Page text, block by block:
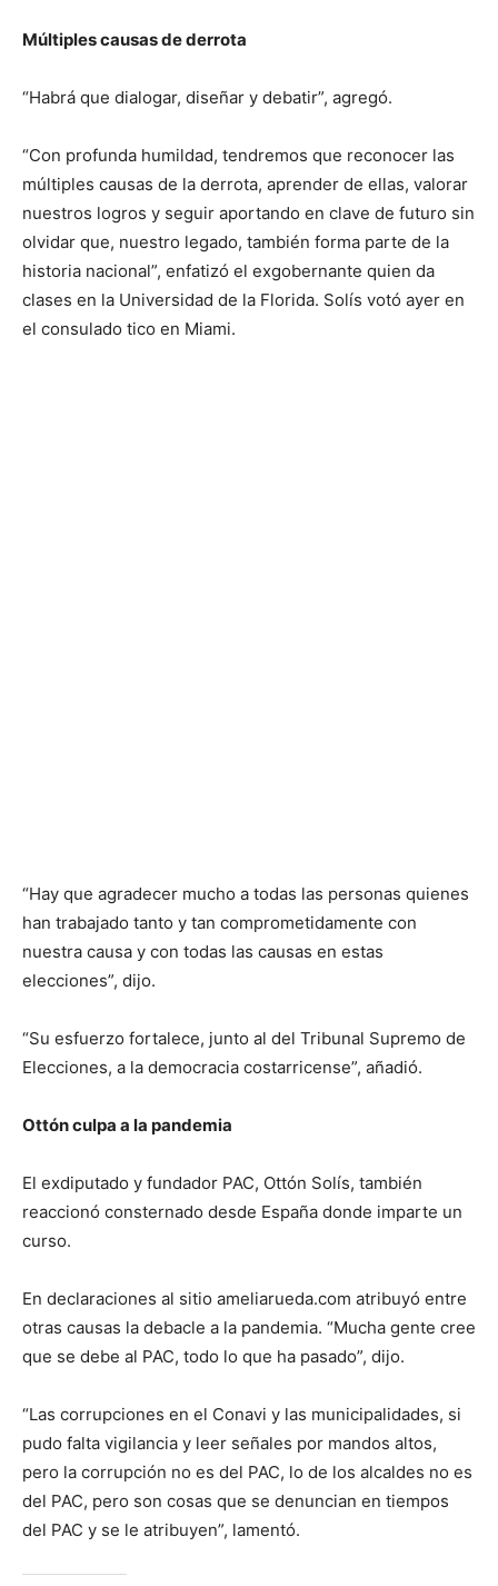
Múltiples causas de derrota
“Habrá que dialogar, diseñar y debatir”, agregó.
“Con profunda humildad, tendremos que reconocer las
múltiples causas de la derrota, aprender de ellas, valorar
nuestros logros y seguir aportando en clave de futuro sin
olvidar que, nuestro legado, también forma parte de la
historia nacional”, enfatizó el exgobernante quien da
clases en la Universidad de la Florida. Solís votó ayer en
el consulado tico en Miami.
“Hay que agradecer mucho a todas las personas quienes
han trabajado tanto y tan comprometidamente con
nuestra causa y con todas las causas en estas
elecciones”, dijo.
“Su esfuerzo fortalece, junto al del Tribunal Supremo de
Elecciones, a la democracia costarricense”, añadió.
Ottón culpa a la pandemia
El exdiputado y fundador PAC, Ottón Solís, también
reaccionó consternado desde España donde imparte un
curso.
En declaraciones al sitio ameliarueda.com atribuyó entre
otras causas la debacle a la pandemia. “Mucha gente cree
que se debe al PAC, todo lo que ha pasado”, dijo.
“Las corrupciones en el Conavi y las municipalidades, si
pudo falta vigilancia y leer señales por mandos altos,
pero la corrupción no es del PAC, lo de los alcaldes no es
del PAC, pero son cosas que se denuncian en tiempos
del PAC y se le atribuyen”, lamentó.